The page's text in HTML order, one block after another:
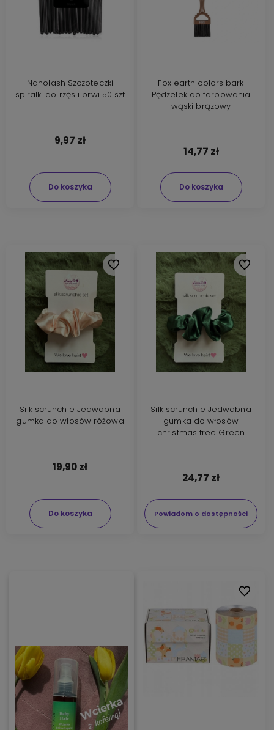
Nanolash Szczoteczki
spiralki do rzęs i brwi 50 szt
9,97 zł
Do koszyka
Fox earth colors bark
Pędzelek do farbowania
wąski brązowy
14,77 zł
Do koszyka
Silk scrunchie Jedwabna
gumka do włosów różowa
19,90 zł
Do koszyka
Do ulubionych
Silk scrunchie Jedwabna
gumka do włosów
christmas tree Green
24,77 zł
Powiadom o dostępności
Do
Do